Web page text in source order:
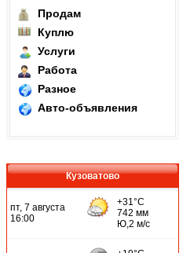
Продам
Куплю
Услуги
Работа
Разное
Авто-объявления
Кузоватово